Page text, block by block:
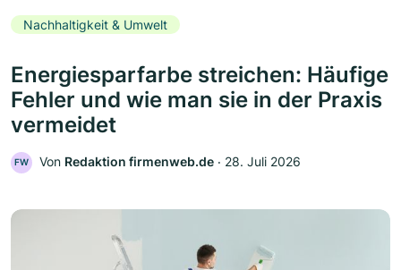
Nachhaltigkeit & Umwelt
Energiesparfarbe streichen: Häufige
Fehler und wie man sie in der Praxis
vermeidet
FW Von Redaktion firmenweb.de ‧ 28. Juli 2026